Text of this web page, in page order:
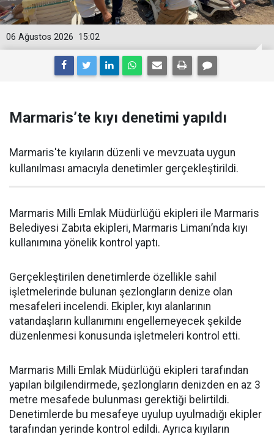
15:02
06 Ağustos 2026
Marmaris’te kıyı denetimi yapıldı
Marmaris'te kıyıların düzenli ve mevzuata uygun
kullanılması amacıyla denetimler gerçekleştirildi.
Marmaris Milli Emlak Müdürlüğü ekipleri ile Marmaris
Belediyesi Zabıta ekipleri, Marmaris Limanı’nda kıyı
kullanımına yönelik kontrol yaptı.
Gerçekleştirilen denetimlerde özellikle sahil
işletmelerinde bulunan şezlongların denize olan
mesafeleri incelendi. Ekipler, kıyı alanlarının
vatandaşların kullanımını engellemeyecek şekilde
düzenlenmesi konusunda işletmeleri kontrol etti.
Marmaris Milli Emlak Müdürlüğü ekipleri tarafından
yapılan bilgilendirmede, şezlongların denizden en az 3
metre mesafede bulunması gerektiği belirtildi.
Denetimlerde bu mesafeye uyulup uyulmadığı ekipler
tarafından yerinde kontrol edildi. Ayrıca kıyıların